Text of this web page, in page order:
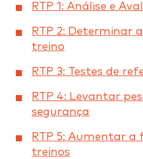
RTP 1: Análise e
RTP 2: Determinar
treino
RTP 3: Testes de
RTP 4: Levantar
segurança
RTP 5: Aumentar a
treinos